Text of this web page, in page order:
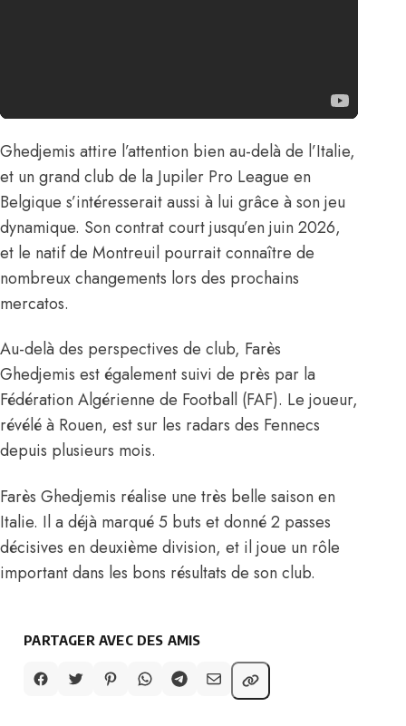
Ghedjemis attire l’attention bien au-delà de l’Italie,
et un grand club de la Jupiler Pro League en
Belgique s’intéresserait aussi à lui grâce à son jeu
dynamique. Son contrat court jusqu’en juin 2026,
et le natif de Montreuil pourrait connaître de
nombreux changements lors des prochains
mercatos.
Au-delà des perspectives de club, Farès
Ghedjemis est également suivi de près par la
Fédération Algérienne de Football (FAF). Le joueur,
révélé à Rouen, est sur les radars des Fennecs
depuis plusieurs mois.
Farès Ghedjemis réalise une très belle saison en
Italie. Il a déjà marqué 5 buts et donné 2 passes
décisives en deuxième division, et il joue un rôle
important dans les bons résultats de son club.
PARTAGER AVEC DES AMIS